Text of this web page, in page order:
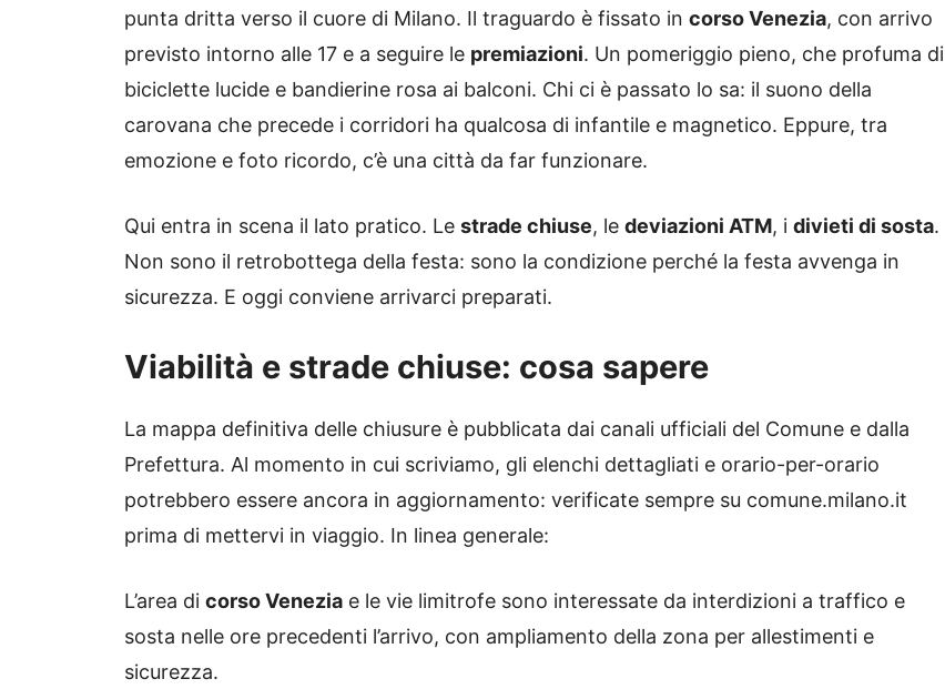
punta dritta verso il cuore di Milano. Il traguardo è fissato in corso Venezia, con arrivo
previsto intorno alle 17 e a seguire le premiazioni. Un pomeriggio pieno, che profuma di
biciclette lucide e bandierine rosa ai balconi. Chi ci è passato lo sa: il suono della
carovana che precede i corridori ha qualcosa di infantile e magnetico. Eppure, tra
emozione e foto ricordo, c’è una città da far funzionare.
Qui entra in scena il lato pratico. Le strade chiuse, le deviazioni ATM, i divieti di sosta.
Non sono il retrobottega della festa: sono la condizione perché la festa avvenga in
sicurezza. E oggi conviene arrivarci preparati.
Viabilità e strade chiuse: cosa sapere
La mappa definitiva delle chiusure è pubblicata dai canali ufficiali del Comune e dalla
Prefettura. Al momento in cui scriviamo, gli elenchi dettagliati e orario-per-orario
potrebbero essere ancora in aggiornamento: verificate sempre su comune.milano.it
prima di mettervi in viaggio. In linea generale:
L’area di corso Venezia e le vie limitrofe sono interessate da interdizioni a traffico e
sosta nelle ore precedenti l’arrivo, con ampliamento della zona per allestimenti e
sicurezza.